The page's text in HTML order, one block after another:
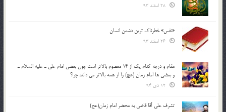
«نفس» خطرناک ترین دشمن انسان
مقام و درجه كدام يك از 14 معصوم بالاتر است چون بعضي امام علي ـ عليه السلام ـ
و بعضي ها امام زمان (عج) را از همه بالاتر مي دانند چرا؟
تشرف علي آقا قاضي به محضر امام زمان(عج)